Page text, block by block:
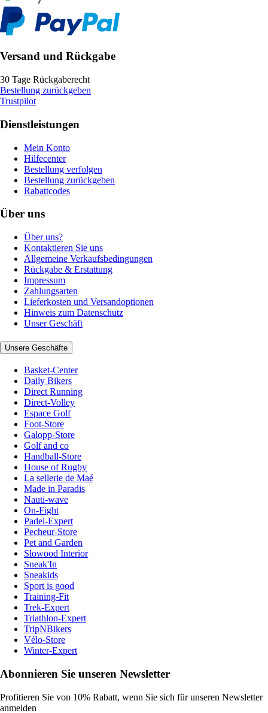
Versand und Rückgabe
30 Tage Rückgaberecht
Bestellung zurückgeben
Trustpilot
Dienstleistungen
Mein Konto
Hilfecenter
Bestellung verfolgen
Bestellung zurückgeben
Rabattcodes
Über uns
Über uns?
Kontaktieren Sie uns
Allgemeine Verkaufsbedingungen
Rückgabe & Erstattung
Impressum
Zahlungsarten
Lieferkosten und Versandoptionen
Hinweis zum Datenschutz
Unser Geschäft
Unsere Geschäfte
Basket-Center
Daily Bikers
Direct Running
Direct-Volley
Espace Golf
Foot-Store
Galopp-Store
Golf and co
Handball-Store
House of Rugby
La sellerie de Maé
Made in Paradis
Nauti-wave
On-Fight
Padel-Expert
Pecheur-Store
Pet and Garden
Slowood Interior
Sneak'In
Sneakids
Sport is good
Training-Fit
Trek-Expert
Triathlon-Expert
TripNBikers
Vélo-Store
Winter-Expert
Abonnieren Sie unseren Newsletter
Profitieren Sie von 10% Rabatt, wenn Sie sich für unseren Newsletter
anmelden